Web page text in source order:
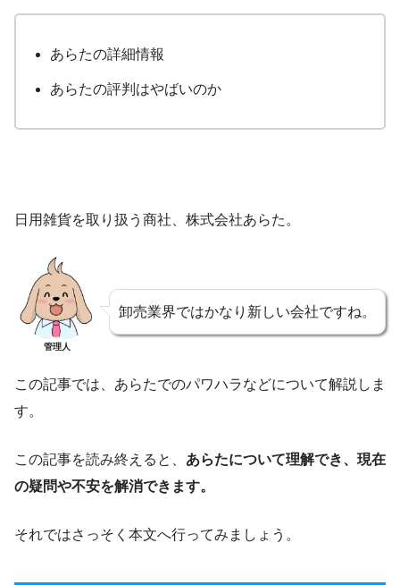
あらたの詳細情報
あらたの評判はやばいのか
日用雑貨を取り扱う商社、株式会社あらた。
管理人
卸売業界ではかなり新しい会社ですね。
この記事では、あらたでのパワハラなどについて解説しま
す。
この記事を読み終えると、 あらたについて理解でき、現在
の疑問や不安を解消できます。
それではさっそく本文へ行ってみましょう。